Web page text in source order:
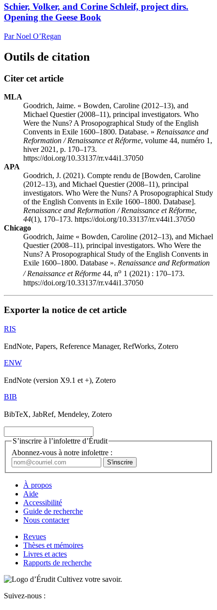
Schier, Volker, and Corine Schleif, project dirs.
Opening the Geese Book
Par Noel O’Regan
Outils de citation
Citer cet article
MLA
Goodrich, Jaime. « Bowden, Caroline (2012–13), and
Michael Questier (2008–11), principal investigators. Who
Were the Nuns? A Prosopographical Study of the English
Convents in Exile 1600–1800. Database. » Renaissance and
Reformation / Renaissance et Réforme, volume 44, numéro 1,
hiver 2021, p. 170–173.
https://doi.org/10.33137/rr.v44i1.37050
APA
Goodrich, J. (2021). Compte rendu de [Bowden, Caroline
(2012–13), and Michael Questier (2008–11), principal
investigators. Who Were the Nuns? A Prosopographical Study
of the English Convents in Exile 1600–1800. Database].
Renaissance and Reformation / Renaissance et Réforme,
44(1), 170–173. https://doi.org/10.33137/rr.v44i1.37050
Chicago
Goodrich, Jaime « Bowden, Caroline (2012–13), and Michael
Questier (2008–11), principal investigators. Who Were the
Nuns? A Prosopographical Study of the English Convents in
Exile 1600–1800. Database ». Renaissance and Reformation
/ Renaissance et Réforme 44, no 1 (2021) : 170–173.
https://doi.org/10.33137/rr.v44i1.37050
Exporter la notice de cet article
RIS
EndNote, Papers, Reference Manager, RefWorks, Zotero
ENW
EndNote (version X9.1 et +), Zotero
BIB
BibTeX, JabRef, Mendeley, Zotero
S’inscrire à l’infolettre d’Érudit
Abonnez-vous à notre infolettre :
À propos
Aide
Accessibilité
Guide de recherche
Nous contacter
Revues
Thèses et mémoires
Livres et actes
Rapports de recherche
Cultivez votre savoir.
Suivez-nous :